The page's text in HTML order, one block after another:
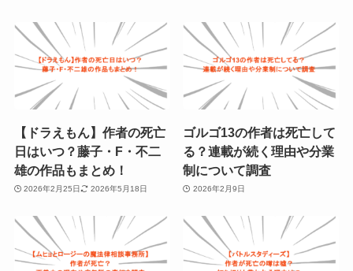
【ドラえもん】作者の死亡
日はいつ？藤子・F・不二
雄の作品もまとめ！
2026年2月25日 2026年5月18日
ゴルゴ13の作者は死亡して
る？連載が続く理由や分業
制について調査
2026年2月9日